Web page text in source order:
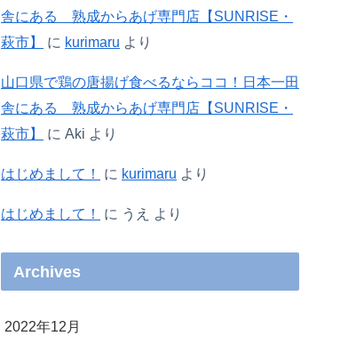
舎にある 熟成からあげ専門店【SUNRISE・
萩市】
に kurimaru より
山口県で鶏の唐揚げ食べるならココ！日本一田
舎にある 熟成からあげ専門店【SUNRISE・
萩市】
に Aki より
はじめまして！ に kurimaru より
はじめまして！ に うえ より
Archives
2022年12月